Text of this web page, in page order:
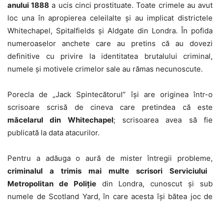
anului 1888 a ucis cinci prostituate. Toate crimele au avut
loc una în apropierea celeilalte şi au implicat districtele
Whitechapel, Spitalfields şi Aldgate din Londra. În pofida
numeroaselor anchete care au pretins că au dovezi
definitive cu privire la identitatea brutalului criminal,
numele şi motivele crimelor sale au rămas necunoscute.
Porecla de „Jack Spintecătorul” îşi are originea într-o
scrisoare scrisă de cineva care pretindea că este
măcelarul din Whitechapel; scrisoarea avea să fie
publicată la data atacurilor.
Pentru a adăuga o aură de mister întregii probleme,
criminalul a trimis mai multe scrisori Serviciului
Metropolitan de Poliţiedin Londra, cunoscut şi sub
numele de Scotland Yard, în care acesta îşi bătea joc de